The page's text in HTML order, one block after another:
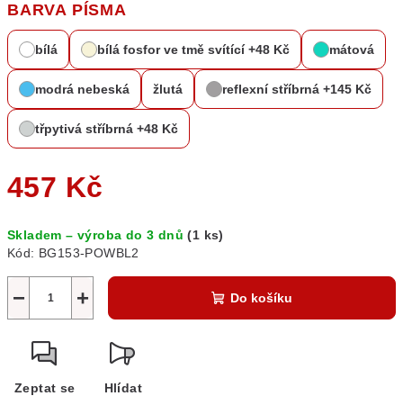
BARVA PÍSMA
bílá bílá fosfor ve tmě svítící +48 Kč mátová
modrá nebeská žlutá reflexní stříbrná +145 Kč
třpytivá stříbrná +48 Kč
457 Kč
cena:
Skladem – výroba do 3 dnů(1 ks)
Kód: BG153-POWBL2
+
− Do košíku
Zeptat se Hlídat